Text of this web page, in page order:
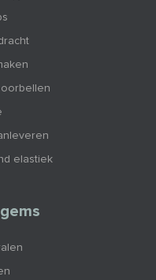
oorbellen
elastiek